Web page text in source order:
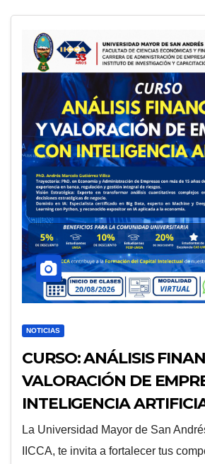
NOTICIAS
CURSO: ANÁLISIS
VALORACIÓN DE
INTELIGENCIA
La Universidad Mayor de San
IICCA, te invita a fortalecer tus